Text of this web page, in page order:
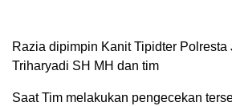
Razia dipimpin Kanit Tipidter Polresta
Triharyadi SH MH dan tim
Saat Tim melakukan pengecekan